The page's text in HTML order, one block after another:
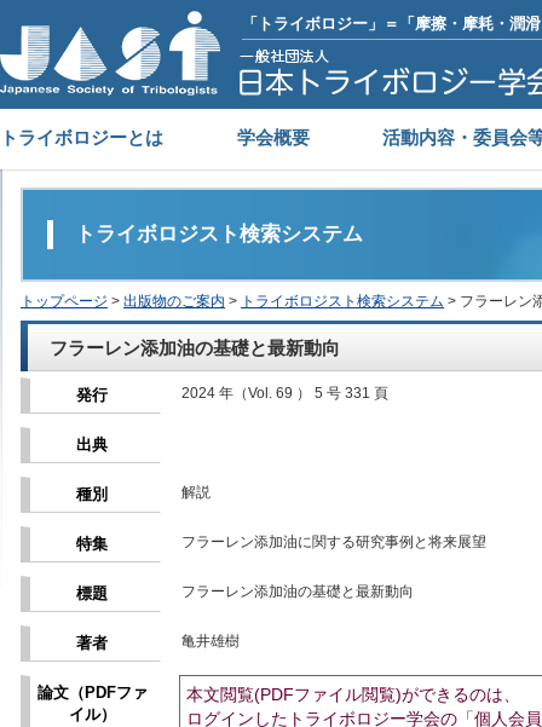
「トライボロジー」＝「摩擦・摩耗・潤
トライボロジーとは 学会概要 活動内容・委員会
トライボロジスト検索システム
トップページ > 出版物のご案内 > トライボロジスト検索システム > フラーレン
フラーレン添加油の基礎と最新動向
発行 2024 年（Vol. 69 ） 5 号 331 頁
出典
種別 解説
特集 フラーレン添加油に関する研究事例と将来展望
標題 フラーレン添加油の基礎と最新動向
著者 亀井雄樹
論文（PDFファ
イル）
本文閲覧(PDFファイル閲覧)ができるのは、
ログインしたトライボロジー学会の「個人会